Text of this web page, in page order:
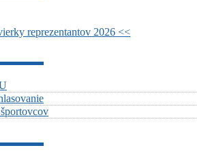
reprezentantov 2026 <<